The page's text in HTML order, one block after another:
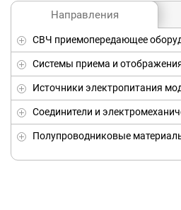
Направления
СВЧ приемопередающее
Системы приема и
Источники электропитания
Соединители и
Полупроводниковые